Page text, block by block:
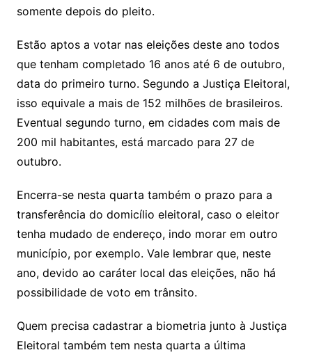
somente depois do pleito.
Estão aptos a votar nas eleições deste ano todos
que tenham completado 16 anos até 6 de outubro,
data do primeiro turno. Segundo a Justiça Eleitoral,
isso equivale a mais de 152 milhões de brasileiros.
Eventual segundo turno, em cidades com mais de
200 mil habitantes, está marcado para 27 de
outubro.
Encerra-se nesta quarta também o prazo para a
transferência do domicílio eleitoral, caso o eleitor
tenha mudado de endereço, indo morar em outro
município, por exemplo. Vale lembrar que, neste
ano, devido ao caráter local das eleições, não há
possibilidade de voto em trânsito.
Quem precisa cadastrar a biometria junto à Justiça
Eleitoral também tem nesta quarta a última